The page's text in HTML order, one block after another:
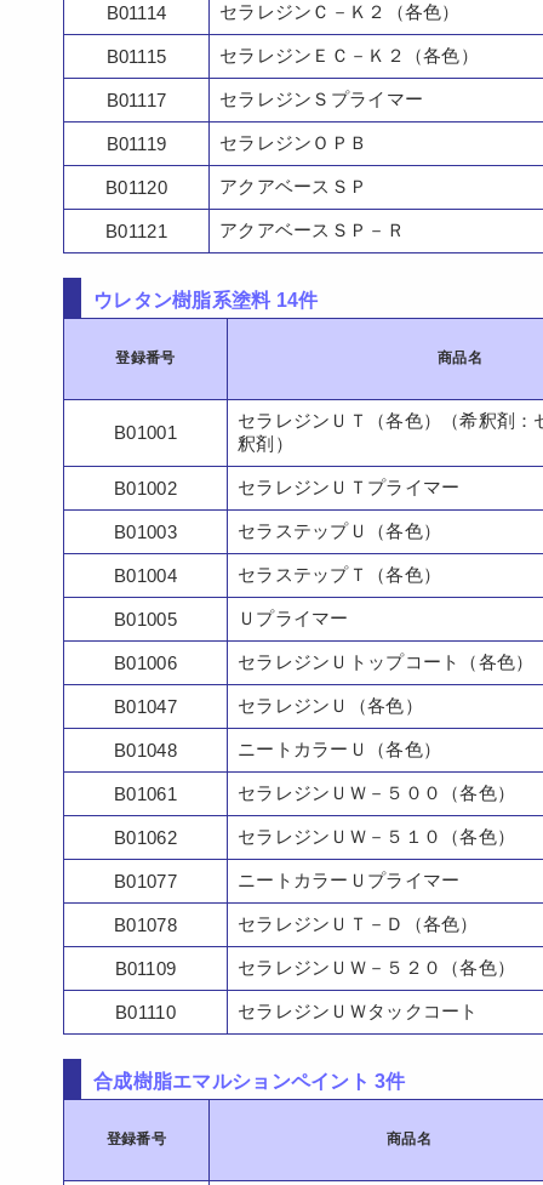
B01114 セラレジンＣ－Ｋ２（各色）
B01115 セラレジンＥＣ－Ｋ２（各色）
B01117 セラレジンＳプライマー
B01119 セラレジンＯＰＢ
B01120 アクアベースＳＰ
B01121 アクアベースＳＰ－Ｒ
ウレタン樹脂系塗料 14件
登録番号 商品名
B01001
セラレジンＵＴ（各色）（希釈剤：
釈剤）
B01002 セラレジンＵＴプライマー
B01003 セラステップＵ（各色）
B01004 セラステップＴ（各色）
B01005 Ｕプライマー
B01006 セラレジンＵトップコート（各色）
B01047 セラレジンＵ（各色）
B01048 ニートカラーＵ（各色）
B01061 セラレジンＵＷ－５００（各色）
B01062 セラレジンＵＷ－５１０（各色）
B01077 ニートカラーＵプライマー
B01078 セラレジンＵＴ－Ｄ（各色）
B01109 セラレジンＵＷ－５２０（各色）
B01110 セラレジンＵＷタックコート
合成樹脂エマルションペイント 3件
登録番号 商品名